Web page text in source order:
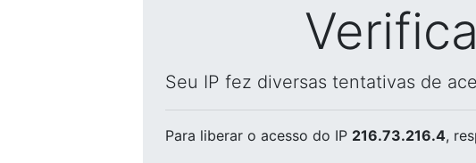
Seu IP fez diversas tentativas de
Para liberar o acesso do IP 216.73.216.4,